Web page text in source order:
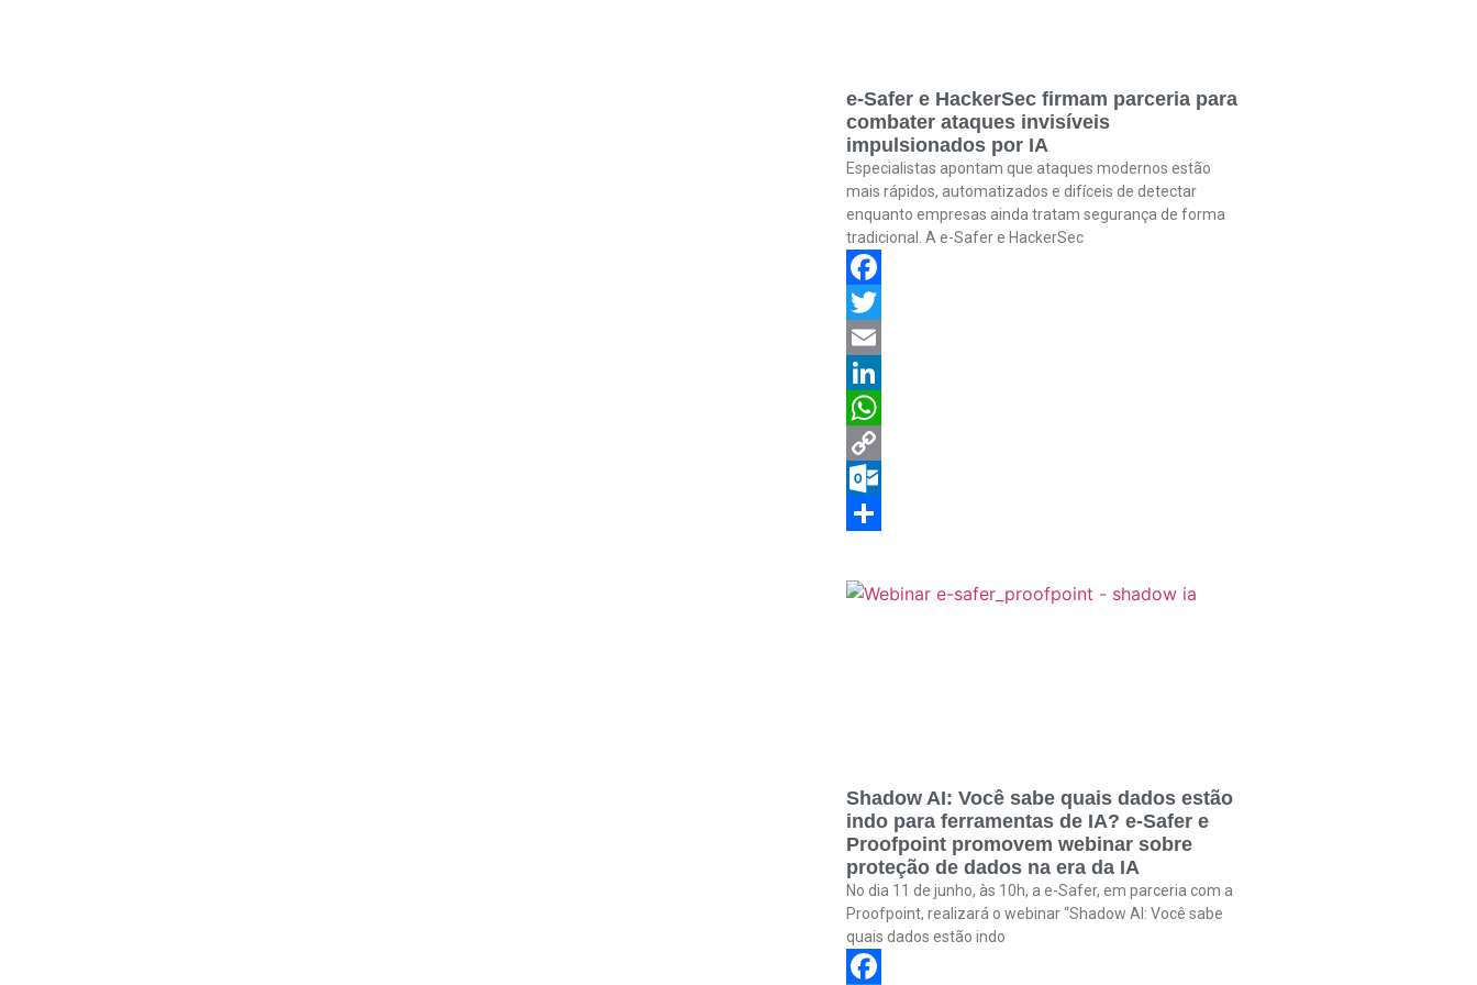
e-Safer e HackerSec firmam parceria para
combater ataques invisíveis
impulsionados por IA
Especialistas apontam que ataques modernos estão
mais rápidos, automatizados e difíceis de detectar
enquanto empresas ainda tratam segurança de forma
tradicional. A e-Safer e HackerSec
Facebook
Twitter
Email
LinkedIn
WhatsApp
Copy
Link
Outlook.com
Shadow AI: Você sabe quais dados estão
indo para ferramentas de IA? e-Safer e
Proofpoint promovem webinar sobre
proteção de dados na era da IA
No dia 11 de junho, às 10h, a e-Safer, em parceria com a
Proofpoint, realizará o webinar “Shadow AI: Você sabe
quais dados estão indo